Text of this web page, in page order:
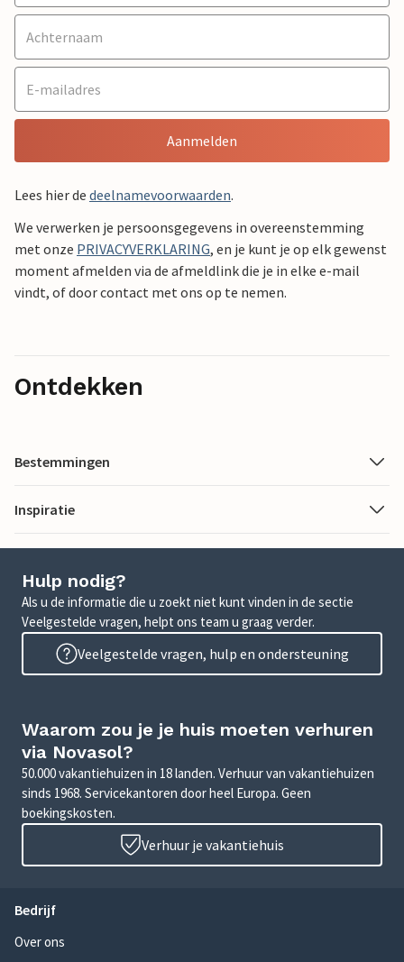
Aanmelden
Lees hier de deelnamevoorwaarden.
We verwerken je persoonsgegevens in overeenstemming
met onze PRIVACYVERKLARING, en je kunt je op elk gewenst
moment afmelden via de afmeldlink die je in elke e-mail
vindt, of door contact met ons op te nemen.
Ontdekken
Bestemmingen
Inspiratie
Hulp nodig?
Als u de informatie die u zoekt niet kunt vinden in de sectie
Veelgestelde vragen, helpt ons team u graag verder.
Veelgestelde vragen, hulp en ondersteuning
Waarom zou je je huis moeten verhuren
via Novasol?
50.000 vakantiehuizen in 18 landen. Verhuur van vakantiehuizen
sinds 1968. Servicekantoren door heel Europa. Geen
boekingskosten.
Verhuur je vakantiehuis
Bedrijf
Over ons